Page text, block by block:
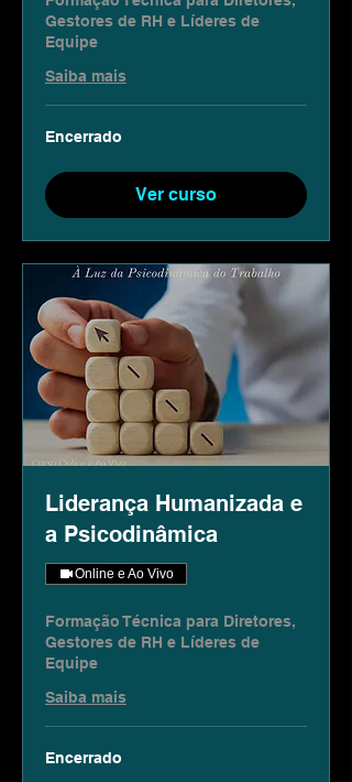
Gestores de RH e Líderes de
Equipe
Saiba mais
Encerrado
Ver curso
Liderança Humanizada e
a Psicodinâmica
Online e Ao Vivo
Formação Técnica para Diretores,
Gestores de RH e Líderes de
Equipe
Saiba mais
Encerrado